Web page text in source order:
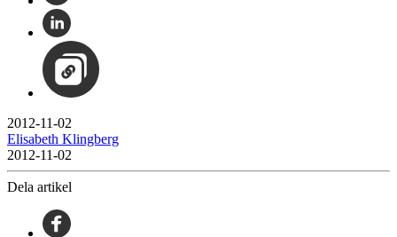
2012-11-02
Elisabeth Klingberg
2012-11-02
Dela artikel